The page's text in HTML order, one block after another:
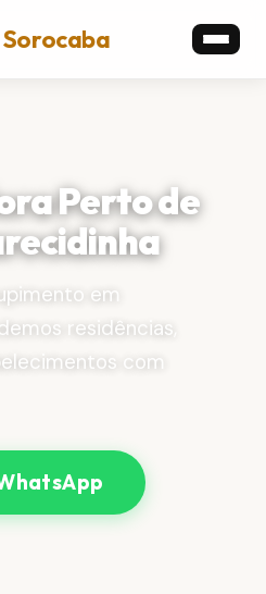
Sorocaba
Perto de
em
residências,
com